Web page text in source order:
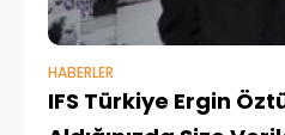
HABERLER
IFS Türkiye Ergin